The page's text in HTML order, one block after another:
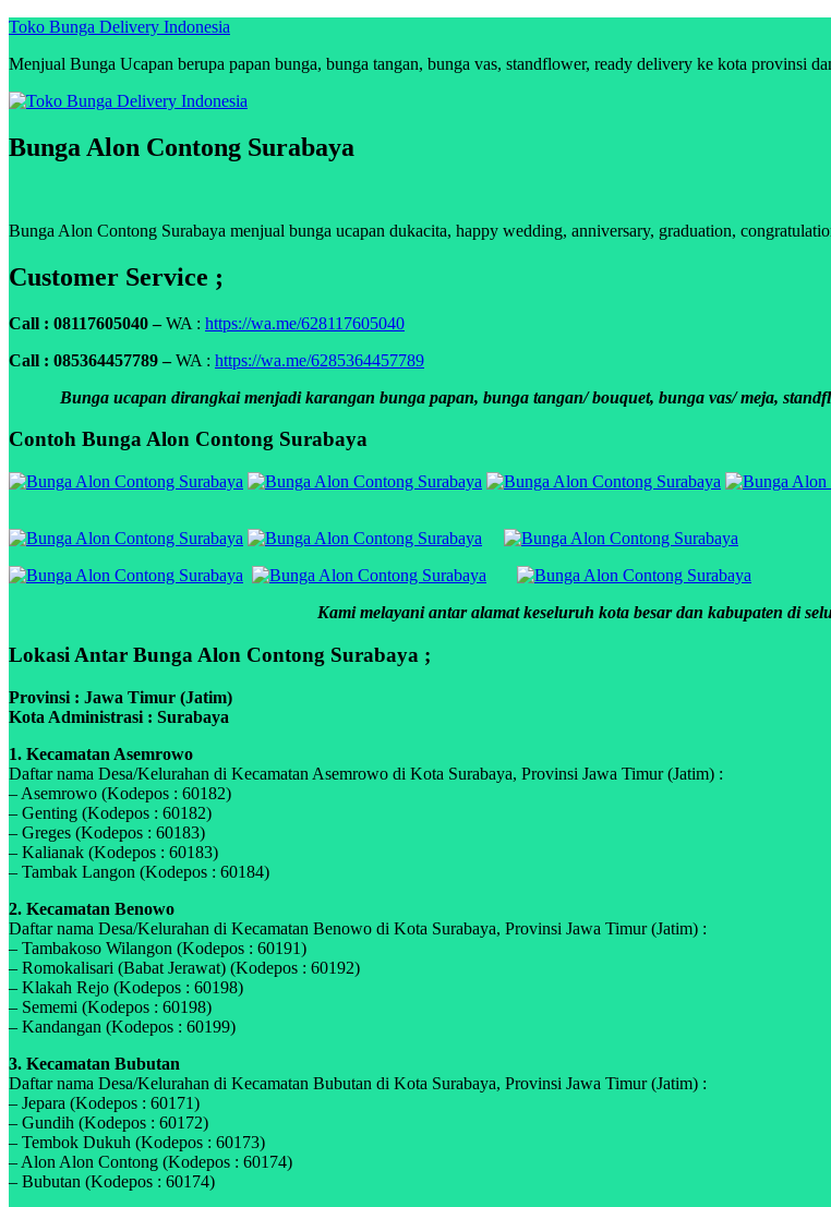
Skip
content
Toko Bunga Delivery Indonesia
Menjual Bunga Ucapan berupa papan bunga, bunga tangan, bunga vas, standflower, ready delivery ke kota provinsi
Bunga Alon Contong Surabaya
Bunga Alon Contong Surabaya menjual bunga ucapan dukacita, happy wedding, anniversary, graduation,
Customer Service ;
Call : 08117605040 –WA : https://wa.me/628117605040
Call : 085364457789 –WA : https://wa.me/6285364457789
Bunga ucapan dirangkai menjadi karangan bunga papan, bunga tangan/ bouquet, bunga vas/ meja,
Contoh Bunga Alon Contong Surabaya
Kami melayani antar alamat keseluruh kota besar dan kabupaten di
Lokasi Antar Bunga Alon Contong Surabaya ;
Provinsi : Jawa Timur (Jatim)
Kota Administrasi : Surabaya
1. Kecamatan Asemrowo
Daftar nama Desa/Kelurahan di Kecamatan Asemrowo di Kota Surabaya, Provinsi Jawa Timur (Jatim) :
– Asemrowo (Kodepos : 60182)
– Genting (Kodepos : 60182)
– Greges (Kodepos : 60183)
– Kalianak (Kodepos : 60183)
– Tambak Langon (Kodepos : 60184)
2. Kecamatan Benowo
Daftar nama Desa/Kelurahan di Kecamatan Benowo di Kota Surabaya, Provinsi Jawa Timur (Jatim) :
– Tambakoso Wilangon (Kodepos : 60191)
– Romokalisari (Babat Jerawat) (Kodepos : 60192)
– Klakah Rejo (Kodepos : 60198)
– Sememi (Kodepos : 60198)
– Kandangan (Kodepos : 60199)
3. Kecamatan Bubutan
Daftar nama Desa/Kelurahan di Kecamatan Bubutan di Kota Surabaya, Provinsi Jawa Timur (Jatim) :
– Jepara (Kodepos : 60171)
– Gundih (Kodepos : 60172)
– Tembok Dukuh (Kodepos : 60173)
– Alon Alon Contong (Kodepos : 60174)
– Bubutan (Kodepos : 60174)